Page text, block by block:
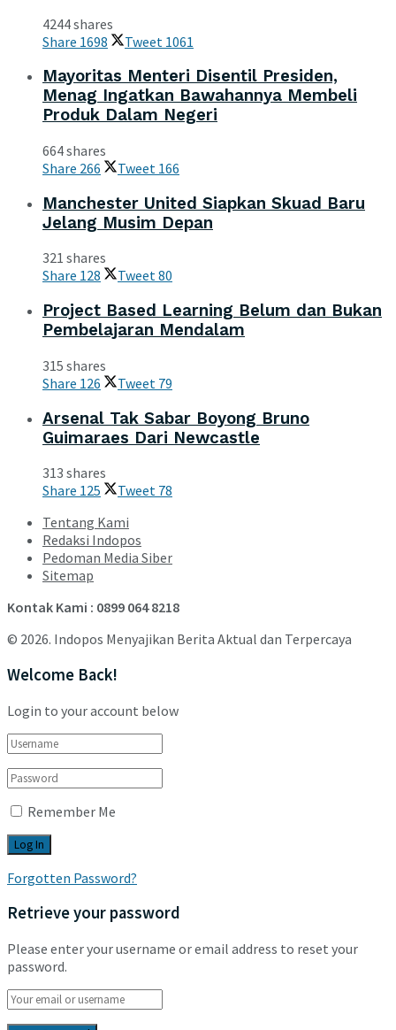
4244 shares
Share 1698 Tweet 1061
Mayoritas Menteri Disentil Presiden,
Menag Ingatkan Bawahannya Membeli
Produk Dalam Negeri
664 shares
Share 266 Tweet 166
Manchester United Siapkan Skuad Baru
Jelang Musim Depan
321 shares
Share 128 Tweet80
Project Based Learning Belum dan Bukan
Pembelajaran Mendalam
315 shares
Share 126 Tweet 79
Arsenal Tak Sabar Boyong Bruno
Guimaraes Dari Newcastle
313 shares
Share 125 Tweet 78
Tentang Kami
Redaksi Indopos
Pedoman Media Siber
Sitemap
Kontak Kami : 0899 064 8218
© 2026. Indopos Menyajikan Berita Aktual dan Terpercaya
Welcome Back!
Login to your account below
Remember Me
Forgotten Password?
Retrieve your password
Please enter your username or email address to reset your
password.